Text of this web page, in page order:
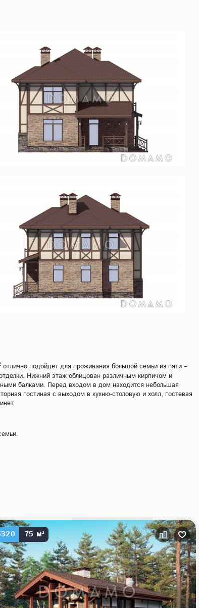
отлично подойдет для проживания большой семьи из пяти –
Нижний этаж облицован различным кирпичом и
балками. Перед входом в дом находится небольшая
гостиная с выходом в кухню-столовую и холл, гостевая
75 м²